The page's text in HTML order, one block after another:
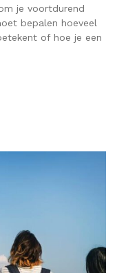
VAN
DUIDELIJKE
IN
je voortdurend
bepalen hoeveel
of hoe je een